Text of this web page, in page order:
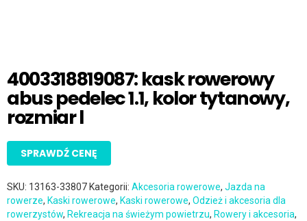
4003318819087: kask rowerowy
abus pedelec 1.1, kolor tytanowy,
rozmiar l
SPRAWDŹ CENĘ
SKU: 13163-33807 Kategorii: Akcesoria rowerowe, Jazda na
rowerze, Kaski rowerowe, Kaski rowerowe, Odzież i akcesoria dla
rowerzystów, Rekreacja na świeżym powietrzu, Rowery i akcesoria,